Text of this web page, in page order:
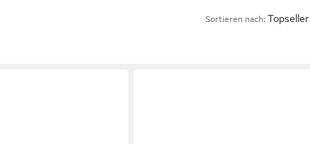
Sortieren nach: Topseller